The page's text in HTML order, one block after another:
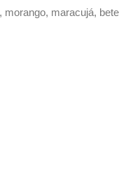
maracujá,